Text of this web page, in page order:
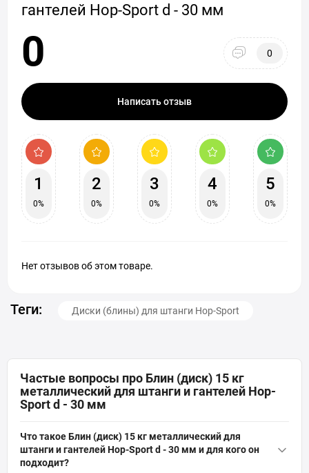
гантелей Hop-Sport d - 30 мм
0 0
Написать отзыв
1
0%
2
0%
3
0%
4
0%
5
0%
Нет отзывов об этом товаре.
Теги: Диски (блины) для штанги Hop-Sport
Частые вопросы про Блин (диск) 15 кг
металлический для штанги и гантелей Hop-
Sport d - 30 мм
Что такое Блин (диск) 15 кг металлический для
штанги и гантелей Hop-Sport d - 30 мм и для кого он
подходит?